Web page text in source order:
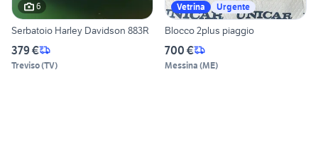
6
Serbatoio Harley Davidson 883R
379 €
Treviso(TV)
Vetrina Urgente
Blocco 2plus piaggio
700 €
Messina (ME)